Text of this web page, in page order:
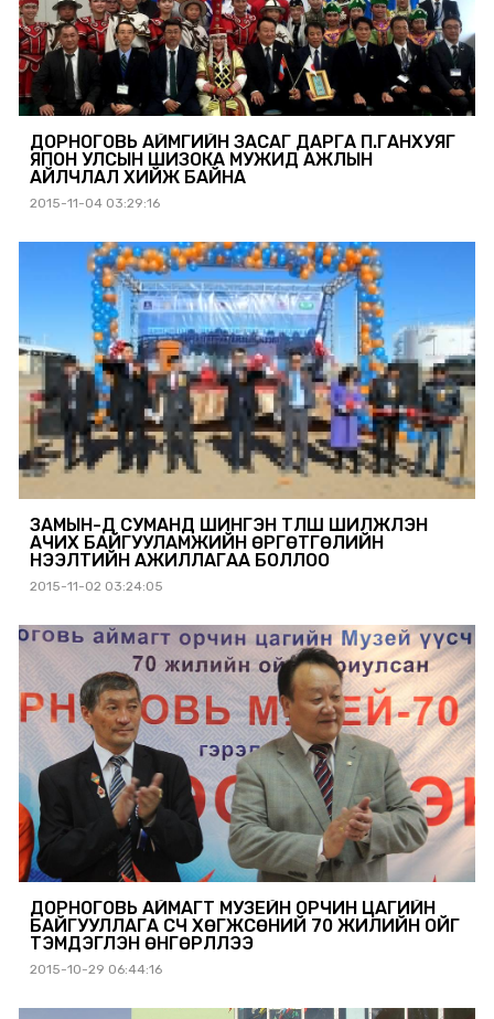
ДОРНОГОВЬ АЙМГИЙН ЗАСАГ ДАРГА П.ГАНХУЯГ
ЯПОН УЛСЫН ШИЗҮОКА МУЖИД АЖЛЫН
АЙЛЧЛАЛ ХИЙЖ БАЙНА
2015-11-04 03:29:16
ЗАМЫН-ҮҮД СУМАНД ШИНГЭН ТҮЛШ ШИЛЖҮҮЛЭН
АЧИХ БАЙГУУЛАМЖИЙН ӨРГӨТГӨЛИЙН
НЭЭЛТИЙН АЖИЛЛАГАА БОЛЛОО
2015-11-02 03:24:05
ДОРНОГОВЬ АЙМАГТ МУЗЕЙН ОРЧИН ЦАГИЙН
БАЙГУУЛЛАГА ҮҮСЧ ХӨГЖСӨНИЙ 70 ЖИЛИЙН ОЙГ
ТЭМДЭГЛЭН ӨНГӨРҮҮЛЛЭЭ
2015-10-29 06:44:16